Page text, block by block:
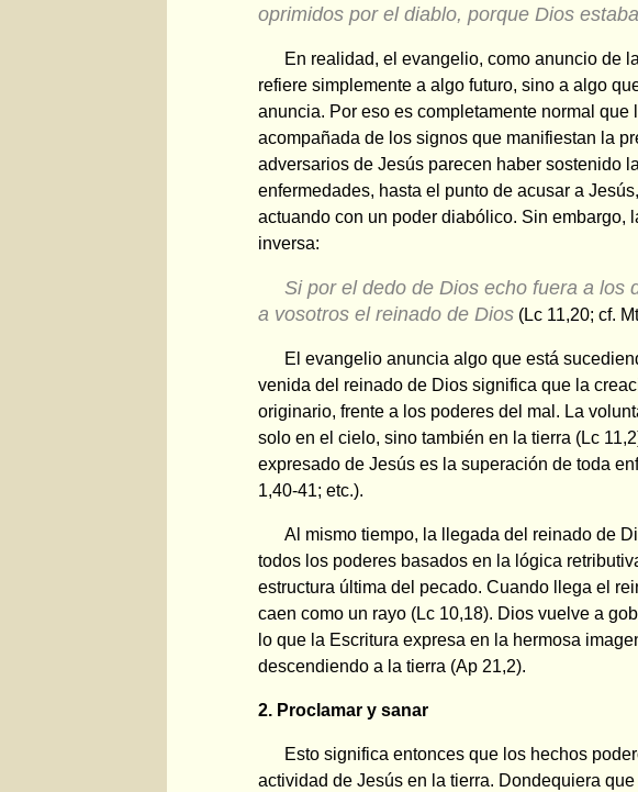
oprimidos por el diablo, porque Dios
En realidad, el evangelio, como anuncio de
refiere simplemente a algo futuro, sino a algo
anuncia. Por eso es completamente normal
acompañada de los signos que manifiestan la
adversarios de Jesús parecen haber sostenido
enfermedades, hasta el punto de acusar a
actuando con un poder diabólico. Sin embargo,
inversa:
Si por el dedo de Dios echo fuera a los
a vosotros el reinado de Dios (Lc 11,20; cf.
El evangelio anuncia algo que está
venida del reinado de Dios significa que la
originario, frente a los poderes del mal. La
solo en el cielo, sino también en la tierra (Lc
expresado de Jesús es la superación de toda
1,40-41; etc.).
Al mismo tiempo, la llegada del reinado de
todos los poderes basados en la lógica
estructura última del pecado. Cuando llega el
caen como un rayo (Lc 10,18). Dios vuelve a
lo que la Escritura expresa en la hermosa
descendiendo a la tierra (Ap 21,2).
2. Proclamar y sanar
Esto significa entonces que los hechos
actividad de Jesús en la tierra. Dondequiera